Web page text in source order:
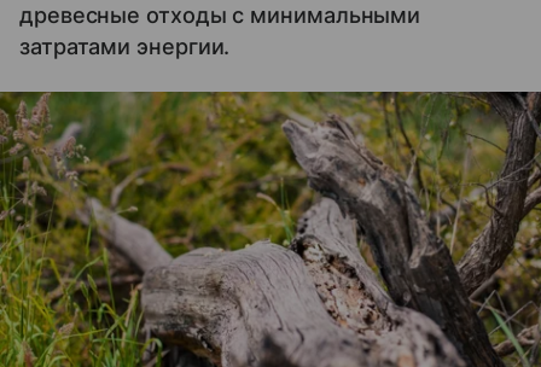
древесные отходы с минимальными
затратами энергии.